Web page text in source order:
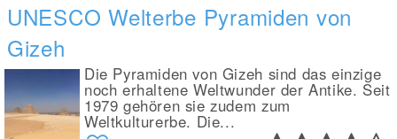
UNESCO Welterbe Pyramiden von
Gizeh
Die Pyramiden von Gizeh sind das einzige
noch erhaltene Weltwunder der Antike. Seit
1979 gehören sie zudem zum
Weltkulturerbe. Die...